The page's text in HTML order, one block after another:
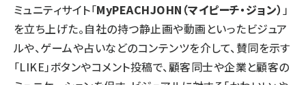
ミュニティサイト「MyPEACHJOHN（マイピーチ・ジョン）」
を立ち上げた。自社の持つ静止画や動画といったビジュア
ルや、ゲームや占いなどのコンテンツを介して、賛同を示す
「LIKE」ボタンやコメント投稿で、顧客同士や企業と顧客の